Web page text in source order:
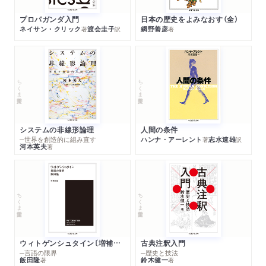
プロパガンダ入門
ネイサン・クリック著渡会圭子訳
日本の歴史をよみなおす（全）
網野善彦著
ちくま学芸文庫
システムの非線形論理
─世界を創造的に組み直す
河本英夫著
ちくま学芸文庫
人間の条件
ハンナ・アーレント 著志水速雄訳
ちくま学芸文庫
ウィトゲンシュタイン〔増補新版〕
─言語の限界
飯田隆著
ちくま学芸文庫
古典注釈入門
─歴史と技法
鈴木健一著